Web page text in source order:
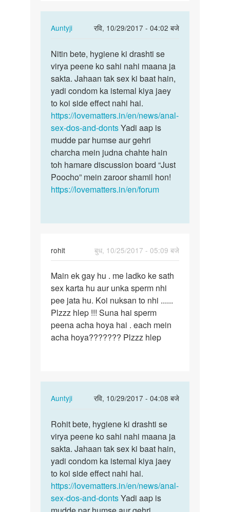
Auntyji
रवि, 10/29/2017 - 04:02 बजे
In
to
Agar
koi
gay
boy
....
Ladko…
by
nitin
Nitin
bete,
hygiene
ki…
Nitin bete, hygiene ki drashti se
virya peene ko sahi nahi maana ja
sakta. Jahaan tak sex ki baat hain,
yadi condom ka istemal kiya jaey
to koi side effect nahi hai.
https://lovematters.in/en/news/anal-
sex-dos-and-dontsYadi aap is
mudde par humse aur gehri
charcha mein judna chahte hain
toh hamare discussion board “Just
Poocho” mein zaroor shamil hon!
https://lovematters.in/en/forum
rohit
बुध, 10/25/2017 - 05:09 बजे
Main
ek
gay
hu
.
me
Main ek gay hu . me ladko ke sath
sex karta hu aur unka sperm nhi
pee jata hu. Koi nuksan to nhi ......
Plzzz hlep !!! Suna hai sperm
peena acha hoya hai . each mein
acha hoya??????? Plzzz hlep
Auntyji
रवि, 10/29/2017 - 04:08 बजे
In
to
Main
ek
gay
hu
.
me
ladko
Rohit
bete,
hygiene
ki…
Rohit bete, hygiene ki drashti se
virya peene ko sahi nahi maana ja
sakta. Jahaan tak sex ki baat hain,
yadi condom ka istemal kiya jaey
to koi side effect nahi hai.
https://lovematters.in/en/news/anal-
sex-dos-and-dontsYadi aap is